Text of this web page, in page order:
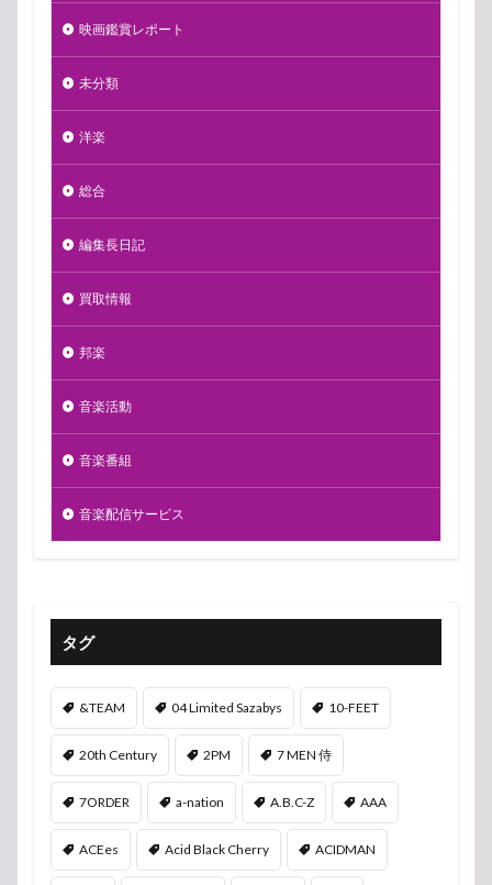
映画鑑賞レポート
未分類
洋楽
総合
編集長日記
買取情報
邦楽
音楽活動
音楽番組
音楽配信サービス
タグ
&TEAM 04 Limited Sazabys 10-FEET
20th Century 2PM 7 MEN 侍
7ORDER a-nation A.B.C-Z AAA
ACEes Acid Black Cherry ACIDMAN